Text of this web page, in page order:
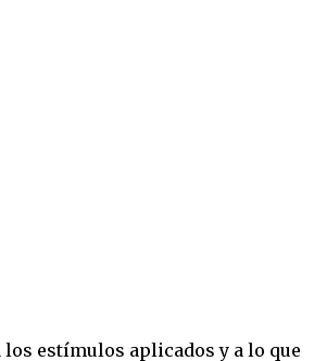
estímulos aplicados y a lo que